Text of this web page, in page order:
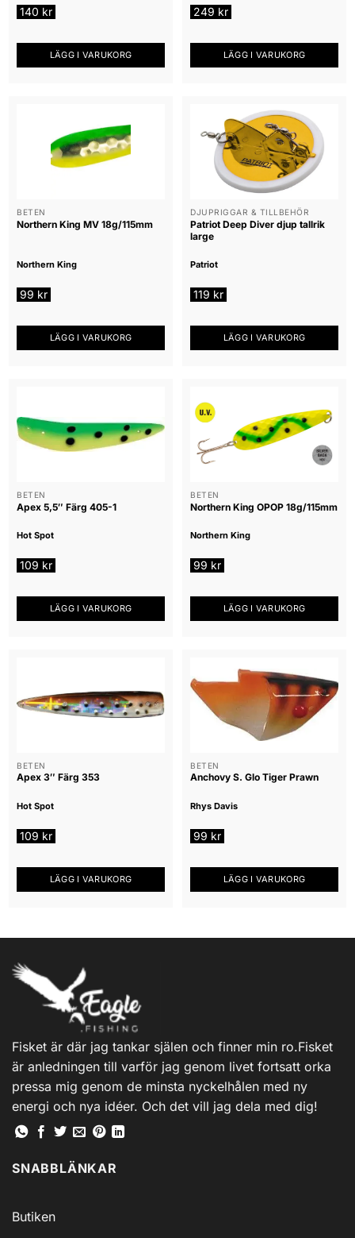
140 kr
LÄGG I VARUKORG
249 kr
LÄGG I VARUKORG
BETEN
Northern King MV 18g/115mm
Northern King
99 kr
LÄGG I VARUKORG
DJUPRIGGAR & TILLBEHÖR
Patriot Deep Diver djup tallrik
large
Patriot
119 kr
LÄGG I VARUKORG
BETEN
Apex 5,5″ Färg 405-1
Hot Spot
109 kr
LÄGG I VARUKORG
BETEN
Northern King OPOP 18g/115mm
Northern King
99 kr
LÄGG I VARUKORG
BETEN
Apex 3″ Färg 353
Hot Spot
109 kr
LÄGG I VARUKORG
BETEN
Anchovy S. Glo Tiger Prawn
Rhys Davis
99 kr
LÄGG I VARUKORG
Fisket är där jag tankar själen och finner min ro.Fisket
är anledningen till varför jag genom livet fortsatt orka
pressa mig genom de minsta nyckelhålen med ny
energi och nya idéer. Och det vill jag dela med dig!
SNABBLÄNKAR
Butiken